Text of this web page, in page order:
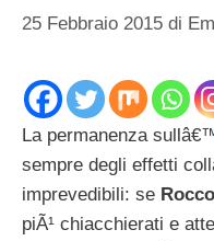
25 Febbraio 2015 di
La permanenza
sempre degli effetti
imprevedibili: se
piÃ¹ chiacchierati e